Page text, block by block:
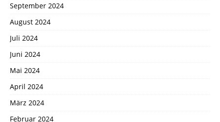
September 2024
August 2024
Juli 2024
Juni 2024
Mai 2024
April 2024
März 2024
Februar 2024